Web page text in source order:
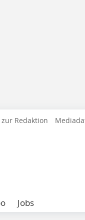
Redaktion
Jobs